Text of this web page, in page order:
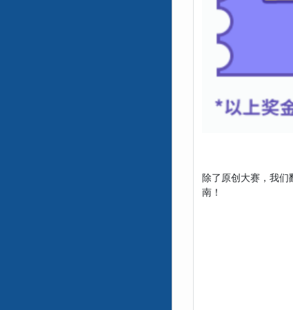
除了原创大赛，我
南！